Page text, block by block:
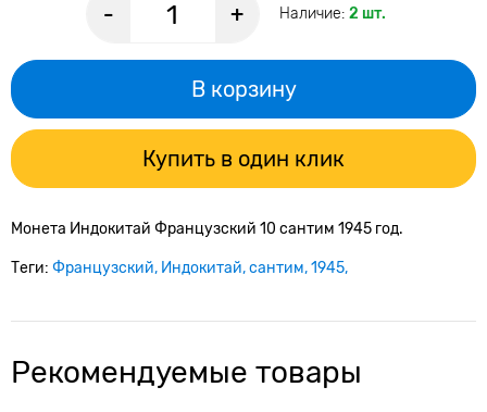
- + Наличие: 2 шт.
В корзину
Купить в один клик
Монета Индокитай Французский 10 сантим 1945 год.
Теги: Французский Индокитай сантим 1945
Рекомендуемые товары